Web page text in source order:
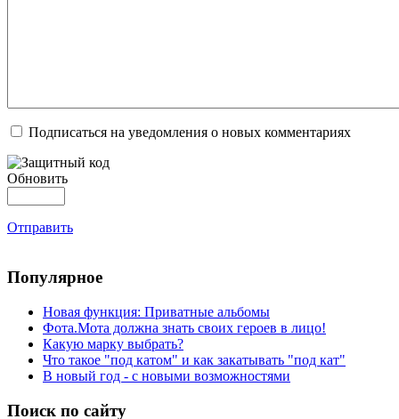
Подписаться на уведомления о новых комментариях
Обновить
Отправить
Популярное
Новая функция: Приватные альбомы
Фота.Мота должна знать своих героев в лицо!
Какую марку выбрать?
Что такое "под катом" и как закатывать "под кат"
В новый год - с новыми возможностями
Поиск по сайту